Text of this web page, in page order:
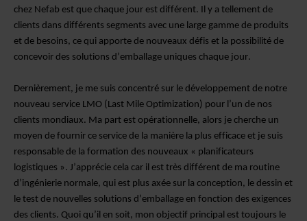
chez Nefab est que chaque jour est différent. Il y a tellement de
clients dans différents segments avec une large gamme de produits
et de besoins, ce qui apporte de nouveaux défis et la possibilité de
concevoir des solutions d’emballage uniques chaque jour.
Dernièrement, je me suis concentré sur le développement de notre
nouveau service LMO (Last Mile Optimization) pour l’un de nos
clients mondiaux. Ma part est opérationnelle, alors je cherche un
moyen de fournir ce service de la manière la plus efficace et je suis
responsable de la formation des nouveaux « planificateurs
logistiques ». J’apprécie cela car il est très différent de ma routine
d’ingénierie normale, qui est plus axée sur la conception, le dessin et
le test de nouvelles solutions d’emballage en fonction des exigences
des clients. Quoi qu’il en soit, mon objectif principal est toujours le